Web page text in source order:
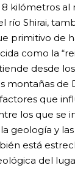
kilómetros al
río Shirai,
primitivo de
como la
desde
montañas de
que
los que se
geología y
está
del